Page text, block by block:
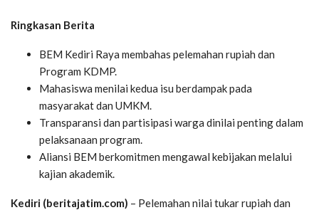
Ringkasan Berita
BEM Kediri Raya membahas pelemahan rupiah dan
Program KDMP.
Mahasiswa menilai kedua isu berdampak pada
masyarakat dan UMKM.
Transparansi dan partisipasi warga dinilai penting dalam
pelaksanaan program.
Aliansi BEM berkomitmen mengawal kebijakan melalui
kajian akademik.
Kediri (beritajatim.com) – Pelemahan nilai tukar rupiah dan